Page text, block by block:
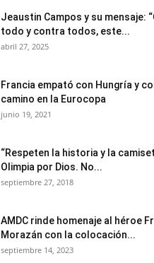
Jeaustin Campos y su mensaje:
todo y contra todos, este...
abril 27, 2025
Francia empató con Hungría y
camino en la Eurocopa
junio 19, 2021
“Respeten la historia y la
Olimpia por Dios. No...
septiembre 27, 2018
AMDC rinde homenaje al héroe
Morazán con la colocación...
septiembre 14, 2023